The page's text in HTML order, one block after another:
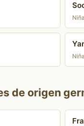
de origen